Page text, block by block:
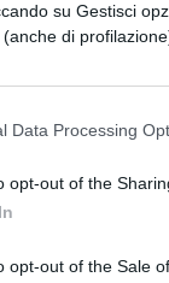
su Gestisci
di
Data Processing
opt-out of the
opt-out of the Sale
arrivati,
tanto
cast
del
anche nel